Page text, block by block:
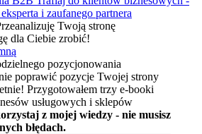
i zaufanego partnera
Twoją stronę
dla Ciebie zrobić!
pozycjonowania
poprawić pozycje Twojej strony
Przygotowałem trzy e-booki
usługowych i sklepów
z mojej wiedzy - nie musisz
błędach.